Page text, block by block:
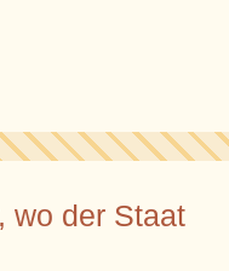
wo der Staat